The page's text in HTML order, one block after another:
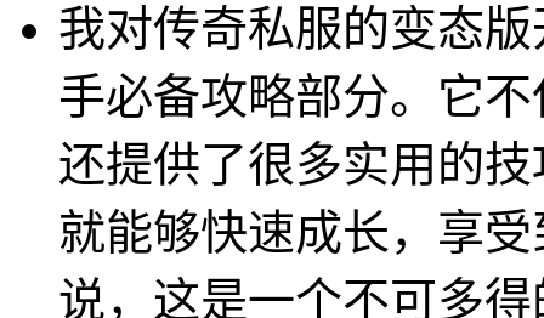
我对传奇私服的变态
手必备攻略部分。它
还提供了很多实用的
就能够快速成长，享
说，这是一个不可多